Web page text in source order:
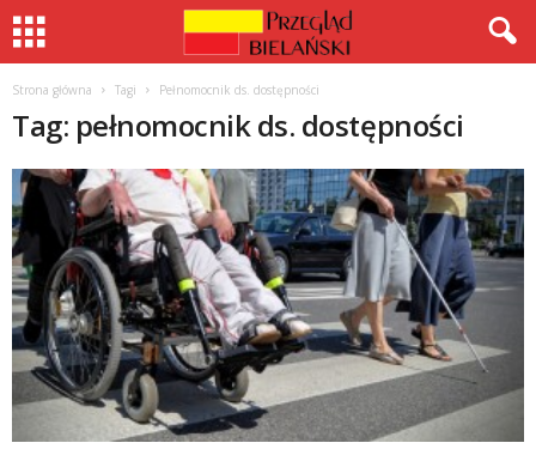
Strona główna Tagi Pełnomocnik ds. dostępności
Tag: pełnomocnik ds. dostępności